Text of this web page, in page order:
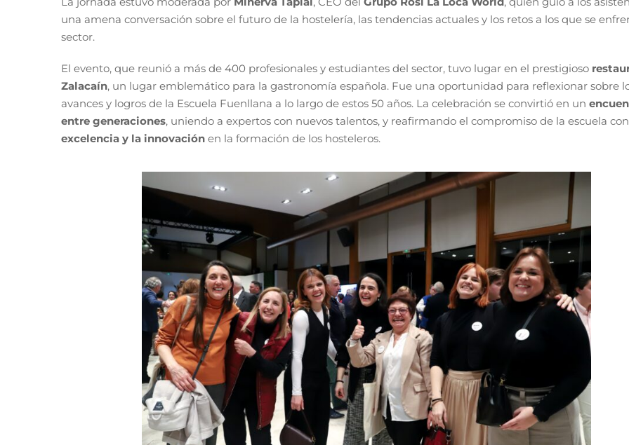
una amena conversación sobre el futuro de la hostelería, las tendencias actuales y los retos a los que se
sector.
El evento, que reunió a más de 400 profesionales y estudiantes del sector, tuvo lugar en el prestigioso
Zalacaín, un lugar emblemático para la gastronomía española. Fue una oportunidad para reflexionar sobre
avances y logros de la Escuela Fuenllana a lo largo de estos 50 años. La celebración se convirtió en un
entre generaciones, uniendo a expertos con nuevos talentos, y reafirmando el compromiso de la escuela
excelencia y la innovación en la formación de los hosteleros.